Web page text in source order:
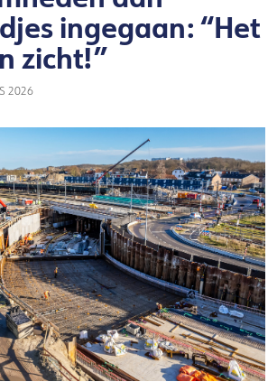
ingegaan: “Het
zicht!”
2026